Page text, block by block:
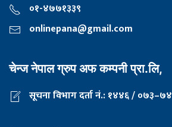
०१-४७७१३३९
onlinepana@gmail.com
चेन्ज नेपाल ग्रुप अफ कम्पनी प्रा.लि,
सूचना विभाग दर्ता नं.: १४४६ / ०७३–७४